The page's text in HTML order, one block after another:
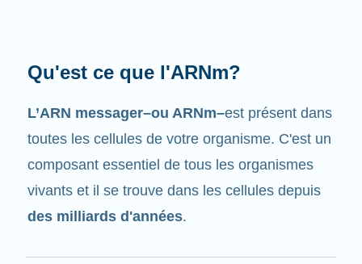
Que fait-il?
Tout comme son nom l'indique, l'ARNm est un
messager. Il interagit avec d'autres
composants dans les cellules qui aident à créer
des protéines.